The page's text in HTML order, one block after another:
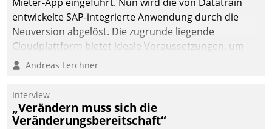
automatisiert, vollständig
und auf Wunsch über
mehrere zuvor
Kommunikationswege bei
entwickelte SAP-integrierte Anwendung durch die
Neuversion abgelöst. Die zugrunde liegende
Cloudplattform bietet ideale Voraussetzungen, um
die Funktionalität der App zu erweitern und weitere
integrieren.
Andreas Lerchner
Interview
„Verändern muss sich die
Veränderungsbereitschaft“